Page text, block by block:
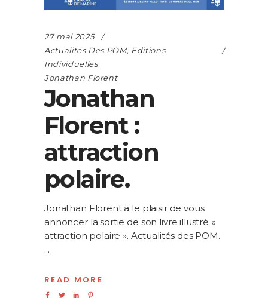
27 mai 2025
Actualités Des POM, Editions
Individuelles
Jonathan Florent
Jonathan
Florent :
attraction
polaire.
Jonathan Florent a le plaisir de vous
annoncer la sortie de son livre illustré «
attraction polaire ». Actualités des POM.
READ MORE